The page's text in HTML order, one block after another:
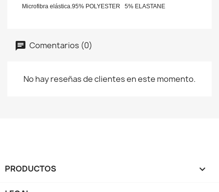
Microfibra elástica.95% POLYESTER 5% ELASTANE
Comentarios (0)
No hay reseñas de clientes en este momento.
PRODUCTOS 